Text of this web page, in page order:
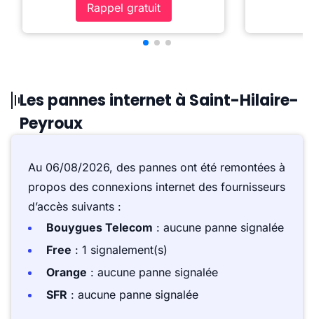
Rappel gratuit
Les pannes internet à Saint-Hilaire-
Peyroux
Au 06/08/2026, des pannes ont été remontées à
propos des connexions internet des fournisseurs
d’accès suivants :
Bouygues Telecom : aucune panne signalée
Free : 1 signalement(s)
Orange : aucune panne signalée
SFR : aucune panne signalée